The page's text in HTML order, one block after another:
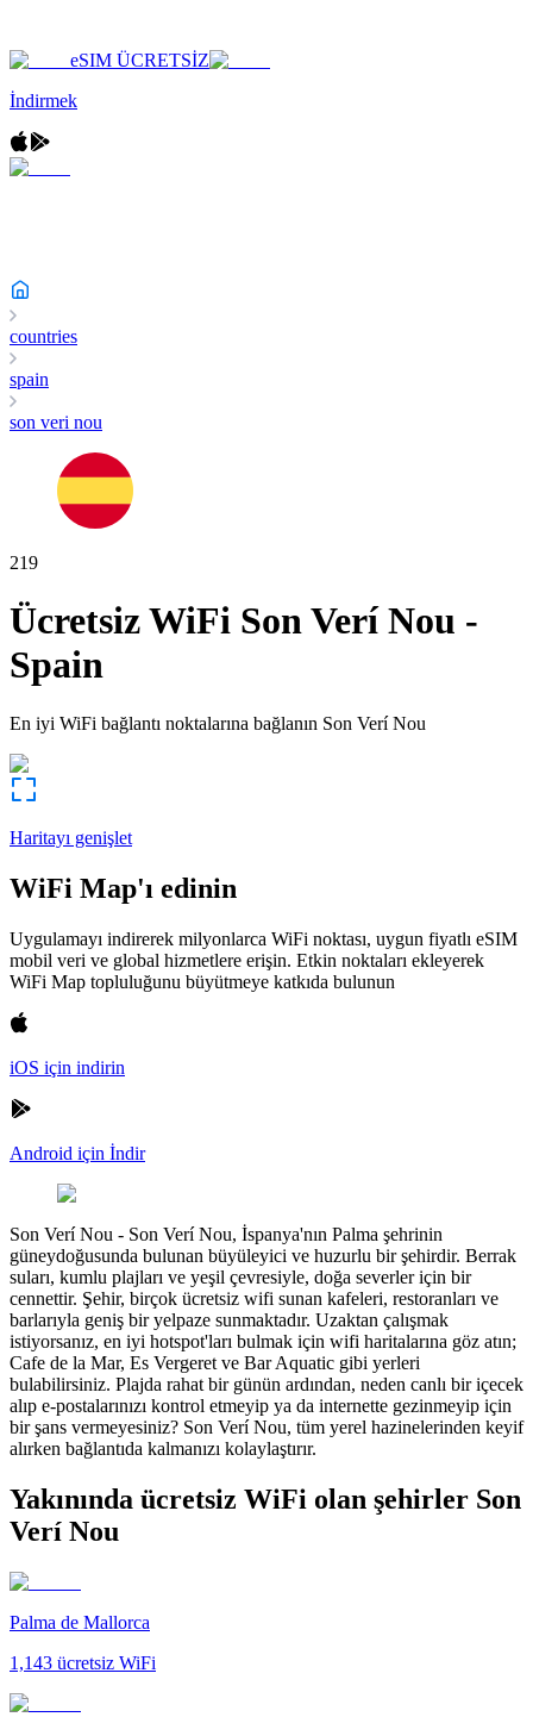
eSIM ÜCRETSİZ
İndirmek
countries
spain
son veri nou
219
Ücretsiz WiFi Son Verí Nou -
Spain
En iyi WiFi bağlantı noktalarına bağlanın Son Verí Nou
Haritayı genişlet
WiFi Map'ı edinin
Uygulamayı indirerek milyonlarca WiFi noktası, uygun fiyatlı eSIM
mobil veri ve global hizmetlere erişin. Etkin noktaları ekleyerek
WiFi Map topluluğunu büyütmeye katkıda bulunun
iOS için indirin
Android için İndir
Son Verí Nou - Son Verí Nou, İspanya'nın Palma şehrinin
güneydoğusunda bulunan büyüleyici ve huzurlu bir şehirdir. Berrak
suları, kumlu plajları ve yeşil çevresiyle, doğa severler için bir
cennettir. Şehir, birçok ücretsiz wifi sunan kafeleri, restoranları ve
barlarıyla geniş bir yelpaze sunmaktadır. Uzaktan çalışmak
istiyorsanız, en iyi hotspot'ları bulmak için wifi haritalarına göz atın;
Cafe de la Mar, Es Vergeret ve Bar Aquatic gibi yerleri
bulabilirsiniz. Plajda rahat bir günün ardından, neden canlı bir içecek
alıp e-postalarınızı kontrol etmeyip ya da internette gezinmeyip için
bir şans vermeyesiniz? Son Verí Nou, tüm yerel hazinelerinden keyif
alırken bağlantıda kalmanızı kolaylaştırır.
Yakınında ücretsiz WiFi olan şehirler Son
Verí Nou
Palma de Mallorca
1,143 ücretsiz WiFi